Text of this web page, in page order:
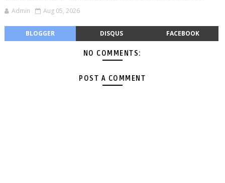
Admin Aug 05, 2026
BLOGGER DISQUS FACEBOOK
NO COMMENTS:
POST A COMMENT